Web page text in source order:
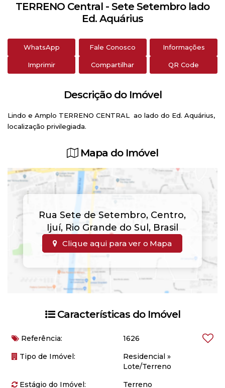
TERRENO Central - Sete Setembro lado
Ed. Aquárius
WhatsApp Fale Conosco Informações
Imprimir Compartilhar QR Code
Descrição do Imóvel
Lindo e Amplo TERRENO CENTRAL ao lado do Ed. Aquárius,
localização privilegiada.
Mapa do Imóvel
Rua Sete de Setembro, Centro,
Ijuí, Rio Grande do Sul, Brasil
Clique aqui para ver o Mapa
Características do Imóvel
Referência:
1626
Tipo de Imóvel:
Residencial »
Lote/Terreno
Estágio do Imóvel:
Terreno